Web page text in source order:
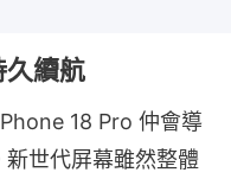
久續航
18 Pro 仲會導
世代屏幕雖然整體